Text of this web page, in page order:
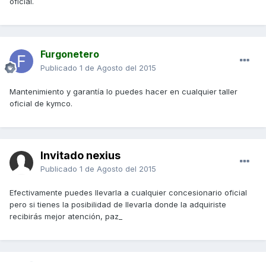
Furgonetero
Publicado 1 de Agosto del 2015
Mantenimiento y garantía lo puedes hacer en cualquier taller
oficial de kymco.
Invitado nexius
Publicado 1 de Agosto del 2015
Efectivamente puedes llevarla a cualquier concesionario oficial
pero si tienes la posibilidad de llevarla donde la adquiriste
recibirás mejor atención, paz_